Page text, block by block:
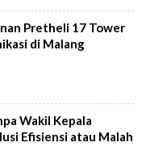
Pretheli 17 Tower
di Malang
Wakil Kepala
Efisiensi atau Malah